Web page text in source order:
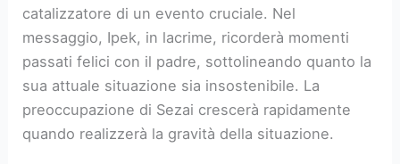
catalizzatore di un evento cruciale. Nel
messaggio, Ipek, in lacrime, ricorderà momenti
passati felici con il padre, sottolineando quanto la
sua attuale situazione sia insostenibile. La
preoccupazione di Sezai crescerà rapidamente
quando realizzerà la gravità della situazione.